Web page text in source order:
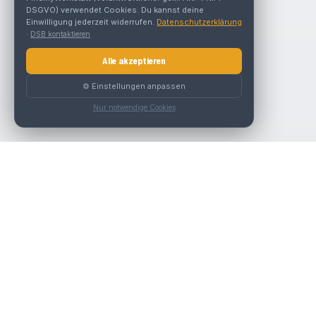
DSGVO) verwendet Cookies. Du kannst deine
Einwilligung jederzeit widerrufen. Datenschutzerklärung
· DSB kontaktieren
Alle akzeptieren
⚙️ Einstellungen anpassen
Nur notwendige Cookies